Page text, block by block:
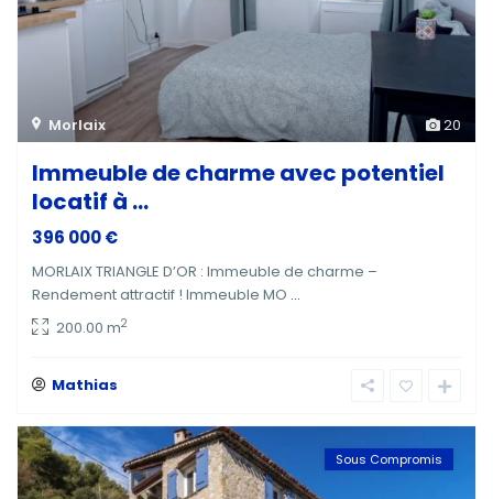
20
Morlaix
Immeuble de charme avec potentiel
locatif à ...
396 000 €
MORLAIX TRIANGLE D’OR : Immeuble de charme –
Rendement attractif ! Immeuble MO ...
200.00 m2
Mathias
Sous Compromis